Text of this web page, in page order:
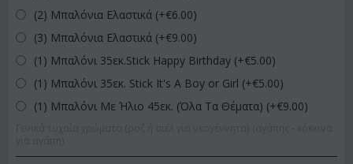
(2) Μπαλόνια Ελαστικά (+€6.00)
(3) Μπαλόνια Ελαστικά (+€9.00)
(1) Μπαλόνι 35εκ.Stick Happy Birthday (+€5.00)
(1) Μπαλόνι 35εκ. Stick It's A Boy or Girl (+€5.00)
(1) Μπαλόνι Με Ήλιο 45εκ. (Όλα Τα Θέματα) (+€9.00)